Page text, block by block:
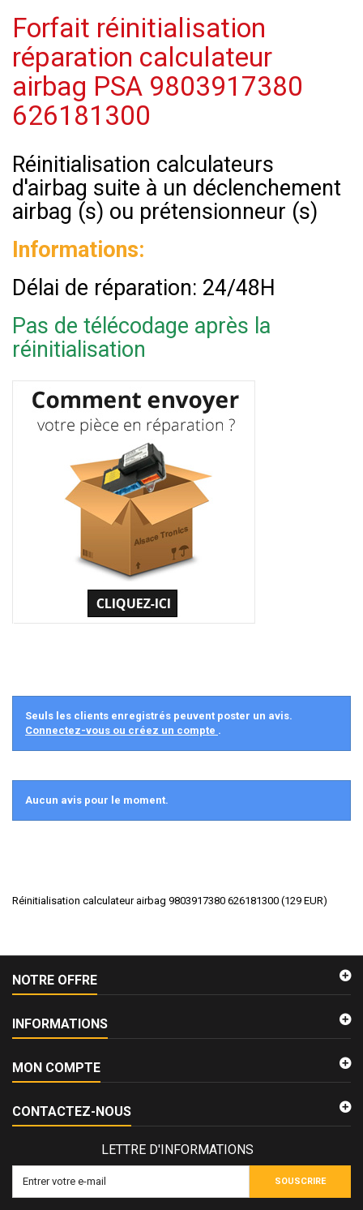
Forfait réinitialisation
réparation calculateur
airbag PSA 9803917380
626181300
Réinitialisation calculateurs
d'airbag suite à un déclenchement
airbag (s) ou prétensionneur (s)
Informations:
Délai de réparation: 24/48H
Pas de télécodage après la
réinitialisation
Seuls les clients enregistrés peuvent poster un avis.
Connectez-vous ou créez un compte .
Aucun avis pour le moment.
Réinitialisation calculateur airbag 9803917380 626181300 (129 EUR)
NOTRE OFFRE
INFORMATIONS
MON COMPTE
CONTACTEZ-NOUS
LETTRE D'INFORMATIONS
SOUSCRIRE